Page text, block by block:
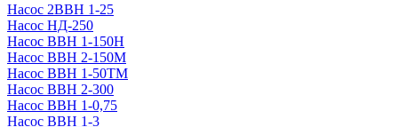
Насос 2ВВН 1-25
Насос НД-250
Насос ВВН 1-150Н
Насос ВВН 2-150М
Насос ВВН 1-50ТМ
Насос ВВН 2-300
Насос ВВН 1-0,75
Насос ВВН 1-3